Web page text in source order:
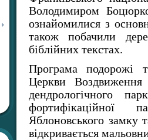
Володимиром
ознайомилися з
також побачили
біблійних текстах.
Програма подорожі
Церкви Воздвиження
дендрологічного
Яблоновського замку
відкривається